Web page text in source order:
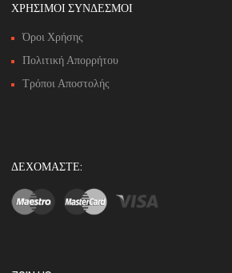
ΧΡΗΣΙΜΟΙ ΣΥΝΔΕΣΜΟΙ
Όροι Χρήσης
Πολιτική Απορρήτου
Τρόποι Αποστολής
ΔΕΧΟΜΑΣΤΕ: